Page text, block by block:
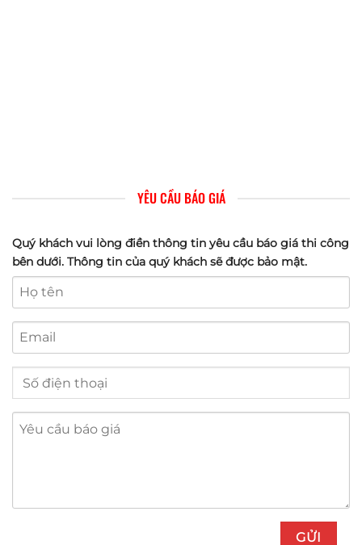
YÊU CẦU BÁO GIÁ
Quý khách vui lòng điền thông tin yêu cầu báo giá thi công
bên dưới. Thông tin của quý khách sẽ được bảo mật.